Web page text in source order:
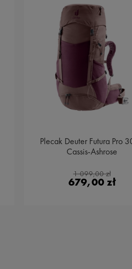
Plecak Deuter Futura Pro
Cassis-Ashrose
1 099,00 zł
679,00 zł